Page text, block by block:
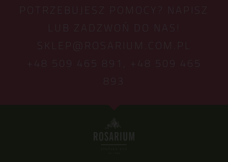
POTRZEBUJESZ POMOCY? NAPISZ
LUB ZADZWOŃ DO NAS!
SKLEP@ROSARIUM.COM.PL
+48 509 465 891,
+48 509 465
893